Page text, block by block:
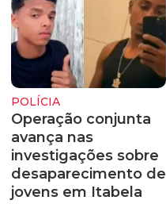
POLÍCIA
Operação conjunta
avança nas
investigações sobre
desaparecimento de
jovens em Itabela